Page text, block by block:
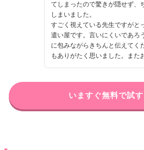
てしまったので驚きが隠せず、
しまいました。
すごく視えている先生ですがと
遣い屋です。言いにくいであろ
に包みながらきちんと伝えてく
もありがたく思いました。また
いますぐ無料で試す